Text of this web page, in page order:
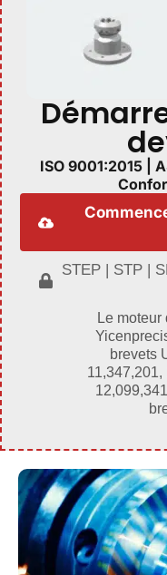
ISO 9001:2015 |
STEP | STP |
Le
brevets
11,347,201,